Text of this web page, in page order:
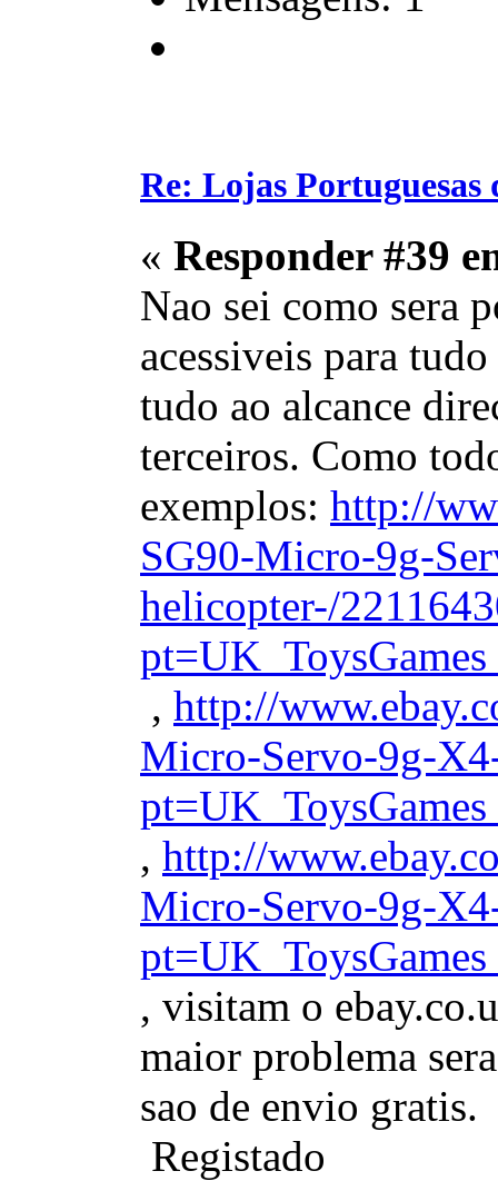
Re: Lojas
« Responder #39
Nao sei como sera
acessiveis para
tudo ao alcance
terceiros. Como
exemplos: http://
SG90-Micro-9g-
helicopter-/
, http://
Micro-Servo-9g-
, http://
Micro-Servo-9g-
, visitam o
maior problema
sao de envio gratis.
Registado